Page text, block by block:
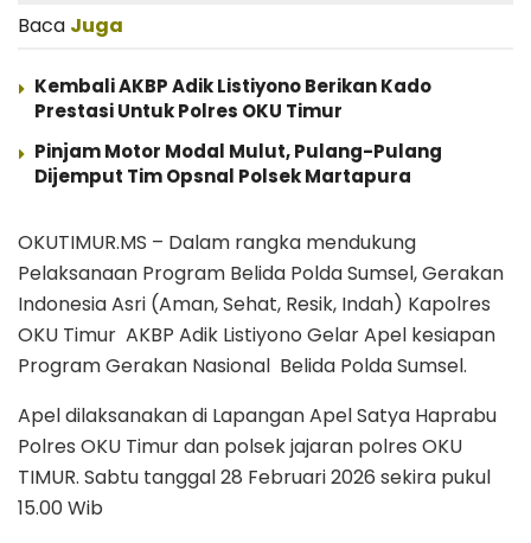
Baca Juga
Kembali AKBP Adik Listiyono Berikan Kado
Prestasi Untuk Polres OKU Timur
Pinjam Motor Modal Mulut, Pulang-Pulang
Dijemput Tim Opsnal Polsek Martapura
OKUTIMUR.MS – Dalam rangka mendukung
Pelaksanaan Program Belida Polda Sumsel, Gerakan
Indonesia Asri (Aman, Sehat, Resik, Indah) Kapolres
OKU Timur AKBP Adik Listiyono Gelar Apel kesiapan
Program Gerakan Nasional Belida Polda Sumsel.
Apel dilaksanakan di Lapangan Apel Satya Haprabu
Polres OKU Timur dan polsek jajaran polres OKU
TIMUR. Sabtu tanggal 28 Februari 2026 sekira pukul
15.00 Wib